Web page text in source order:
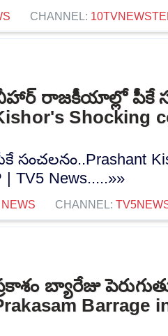
CHANNEL:
రాజకీయాల్లో పీకే
Shocking
| TV5 News.....»»
NEWS CHANNEL:
బ్యారేజు
Barrage